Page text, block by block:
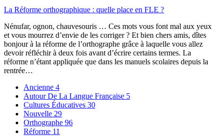
La Réforme orthographique : quelle place en FLE ?
Nénufar, ognon, chauvesouris … Ces mots vous font mal aux yeux
et vous mourrez d’envie de les corriger ? Et bien chers amis, dîtes
bonjour à la réforme de l’orthographe grâce à laquelle vous allez
devoir réfléchir à deux fois avant d’écrire certains termes. La
réforme n’étant appliquée que dans les manuels scolaires depuis la
rentrée…
Ancienne 4
Autour De La Langue Française 5
Cultures Éducatives 30
Nouvelle 29
Orthographe 96
Réforme 11